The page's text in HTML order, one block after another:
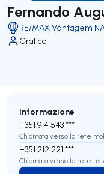
Fernando
RE/MAX Vantagem
Grafico
Informazione
+351 914 543 ***
Chiamata verso la rete
+351 212 221 ***
Chiamata verso la rete